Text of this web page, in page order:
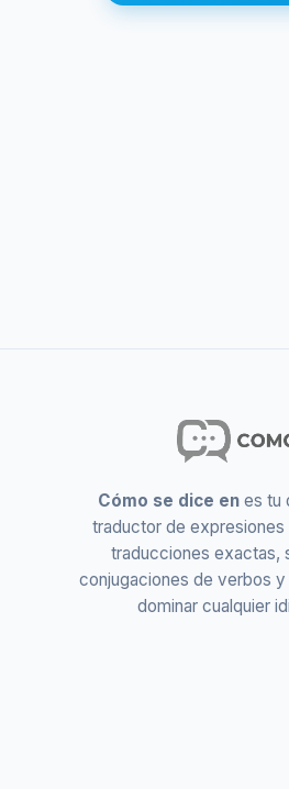
Cómo se dice enes tu
traductor de
traducciones exactas,
conjugaciones de verbos
dominar cualquier